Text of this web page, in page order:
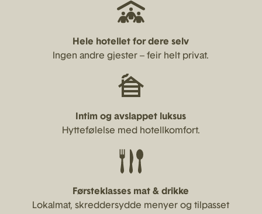
Hele hotellet for dere selv
Ingen andre gjester – feir helt privat.
Intim og avslappet luksus
Hyttefølelse med hotellkomfort.
Førsteklasses mat & drikke
Lokalmat, skreddersydde menyer og tilpasset